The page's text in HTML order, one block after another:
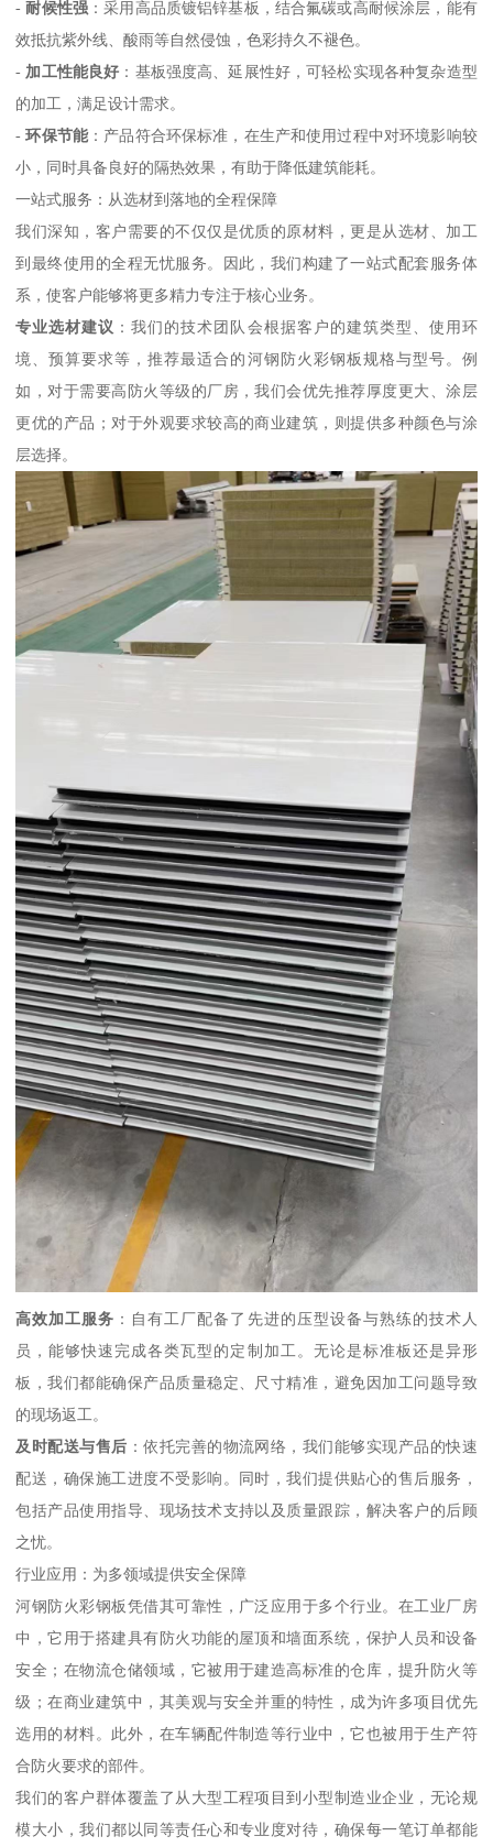
-耐候性强 ：采用高品质镀铝锌基板，结合氟碳或高耐候涂层，能有
效抵抗紫外线、酸雨等自然侵蚀，色彩持久不褪色。
- 加工性能良好 ：基板强度高、延展性好，可轻松实现各种复杂造型
的加工，满足设计需求。
-环保节能：产品符合环保标准，在生产和使用过程中对环境影响较
小，同时具备良好的隔热效果，有助于降低建筑能耗。
一站式服务：从选材到落地的全程保障
我们深知，客户需要的不仅仅是优质的原材料，更是从选材、加工
到最终使用的全程无忧服务。因此，我们构建了一站式配套服务体
系，使客户能够将更多精力专注于核心业务。
专业选材建议 ：我们的技术团队会根据客户的建筑类型、使用环
境、预算要求等，推荐最适合的河钢防火彩钢板规格与型号。例
如，对于需要高防火等级的厂房，我们会优先推荐厚度更大、涂层
更优的产品；对于外观要求较高的商业建筑，则提供多种颜色与涂
层选择。
高效加工服务 ：自有工厂配备了先进的压型设备与熟练的技术人
员，能够快速完成各类瓦型的定制加工。无论是标准板还是异形
板，我们都能确保产品质量稳定、尺寸精准，避免因加工问题导致
的现场返工。
及时配送与售后 ：依托完善的物流网络，我们能够实现产品的快速
配送，确保施工进度不受影响。同时，我们提供贴心的售后服务，
包括产品使用指导、现场技术支持以及质量跟踪，解决客户的后顾
之忧。
行业应用：为多领域提供安全保障
河钢防火彩钢板凭借其可靠性，广泛应用于多个行业。在工业厂房
中，它用于搭建具有防火功能的屋顶和墙面系统，保护人员和设备
安全；在物流仓储领域，它被用于建造高标准的仓库，提升防火等
级；在商业建筑中，其美观与安全并重的特性，成为许多项目优先
选用的材料。此外，在车辆配件制造等行业中，它也被用于生产符
合防火要求的部件。
我们的客户群体覆盖了从大型工程项目到小型制造业企业，无论规
模大小，我们都以同等责任心和专业度对待，确保每一笔订单都能